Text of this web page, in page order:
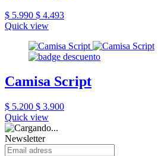
$ 5.990 $ 4.493
Quick view
Camisa Script
$ 5.200 $ 3.900
Quick view
Newsletter